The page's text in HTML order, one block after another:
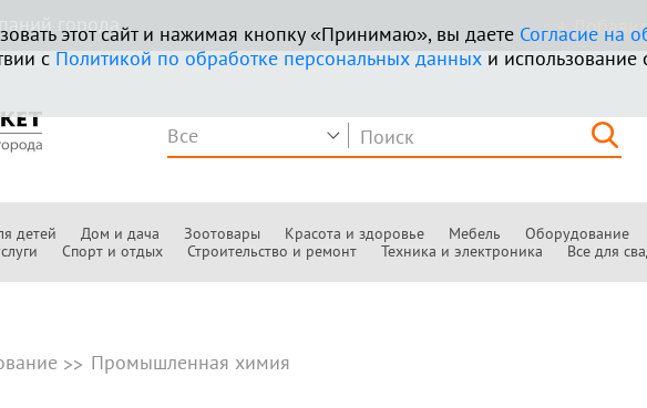
+
детей Дом и дача Зоотовары Красота и здоровье Мебель Оборудование
Спорт и отдых Строительство и ремонт Техника и электроника Все для
этот сайт и нажимая кнопку «Принимаю», вы даете Согласие на
с Политикой по обработке персональных данных и использование
Промышленная химия